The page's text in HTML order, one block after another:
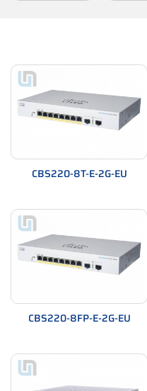
CBS220-8T-E-2G-EU
CBS220-8FP-E-2G-EU